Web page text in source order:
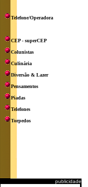
Telefone/Operadora
CEP - superCEP
Colunistas
Culinária
Diversão & Lazer
Pensamentos
Piadas
Telefones
Torpedos
publicidade